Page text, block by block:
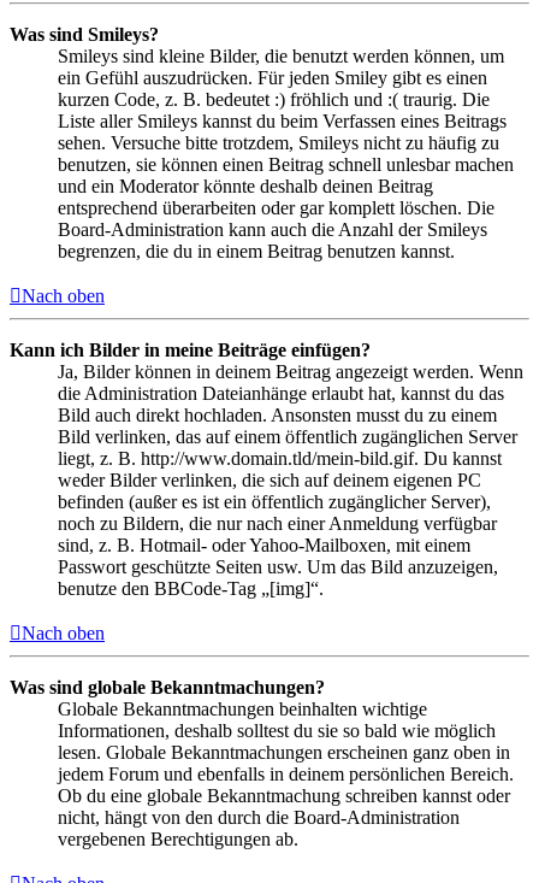
Was sind Smileys?
Smileys sind kleine Bilder, die benutzt werden können, um
ein Gefühl auszudrücken. Für jeden Smiley gibt es einen
kurzen Code, z. B. bedeutet :) fröhlich und :( traurig. Die
Liste aller Smileys kannst du beim Verfassen eines Beitrags
sehen. Versuche bitte trotzdem, Smileys nicht zu häufig zu
benutzen, sie können einen Beitrag schnell unlesbar machen
und ein Moderator könnte deshalb deinen Beitrag
entsprechend überarbeiten oder gar komplett löschen. Die
Board-Administration kann auch die Anzahl der Smileys
begrenzen, die du in einem Beitrag benutzen kannst.
Nach oben
Kann ich Bilder in meine Beiträge einfügen?
Ja, Bilder können in deinem Beitrag angezeigt werden. Wenn
die Administration Dateianhänge erlaubt hat, kannst du das
Bild auch direkt hochladen. Ansonsten musst du zu einem
Bild verlinken, das auf einem öffentlich zugänglichen Server
liegt, z. B. http://www.domain.tld/mein-bild.gif. Du kannst
weder Bilder verlinken, die sich auf deinem eigenen PC
befinden (außer es ist ein öffentlich zugänglicher Server),
noch zu Bildern, die nur nach einer Anmeldung verfügbar
sind, z. B. Hotmail- oder Yahoo-Mailboxen, mit einem
Passwort geschützte Seiten usw. Um das Bild anzuzeigen,
benutze den BBCode-Tag „[img]“.
Nach oben
Was sind globale Bekanntmachungen?
Globale Bekanntmachungen beinhalten wichtige
Informationen, deshalb solltest du sie so bald wie möglich
lesen. Globale Bekanntmachungen erscheinen ganz oben in
jedem Forum und ebenfalls in deinem persönlichen Bereich.
Ob du eine globale Bekanntmachung schreiben kannst oder
nicht, hängt von den durch die Board-Administration
vergebenen Berechtigungen ab.